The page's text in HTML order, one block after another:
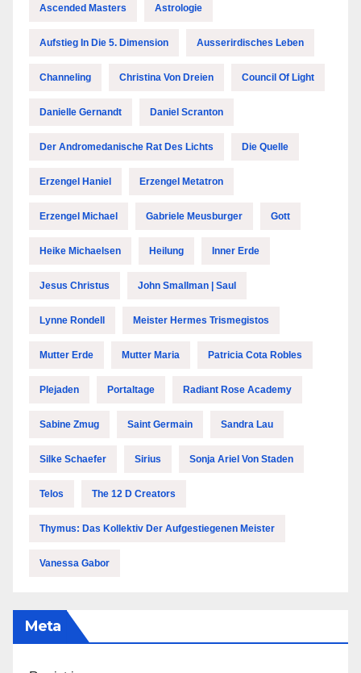
Ascended Masters Astrologie
Aufstieg In Die 5. Dimension Ausserirdisches Leben
Channeling Christina Von Dreien Council Of Light
Danielle Gernandt Daniel Scranton
Der Andromedanische Rat Des Lichts Die Quelle
Erzengel Haniel Erzengel Metatron
Erzengel Michael Gabriele Meusburger Gott
Heike Michaelsen Heilung Inner Erde
Jesus Christus John Smallman | Saul
Lynne Rondell Meister Hermes Trismegistos
Mutter Erde Mutter Maria Patricia Cota Robles
Plejaden Portaltage Radiant Rose Academy
Sabine Zmug Saint Germain Sandra Lau
Silke Schaefer Sirius Sonja Ariel Von Staden
Telos The 12 D Creators
Thymus: Das Kollektiv Der Aufgestiegenen Meister
Vanessa Gabor
Meta